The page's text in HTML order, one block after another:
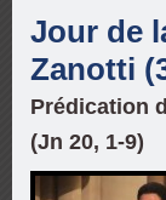
Jour de
Zanotti
Prédication
(Jn 20, 1-9)